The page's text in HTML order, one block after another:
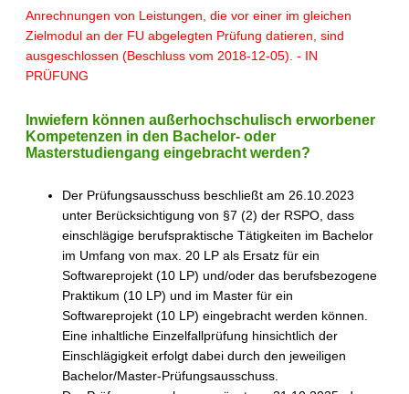
Anrechnungen von Leistungen, die vor einer im gleichen
Zielmodul an der FU abgelegten Prüfung datieren, sind
ausgeschlossen (Beschluss vom 2018-12-05). - IN
PRÜFUNG
Inwiefern können außerhochschulisch erworbener
Kompetenzen in den Bachelor- oder
Masterstudiengang eingebracht werden?
Der Prüfungsausschuss beschließt am 26.10.2023
unter Berücksichtigung von §7 (2) der RSPO, dass
einschlägige berufspraktische Tätigkeiten im Bachelor
im Umfang von max. 20 LP als Ersatz für ein
Softwareprojekt (10 LP) und/oder das berufsbezogene
Praktikum (10 LP) und im Master für ein
Softwareprojekt (10 LP) eingebracht werden können.
Eine inhaltliche Einzelfallprüfung hinsichtlich der
Einschlägigkeit erfolgt dabei durch den jeweiligen
Bachelor/Master-Prüfungsausschuss.